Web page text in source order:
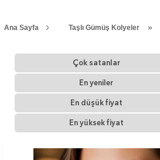
Ana Sayfa Taşlı Gümüş Kolyeler »
Çok satanlar
En yeniler
En düşük fiyat
En yüksek fiyat